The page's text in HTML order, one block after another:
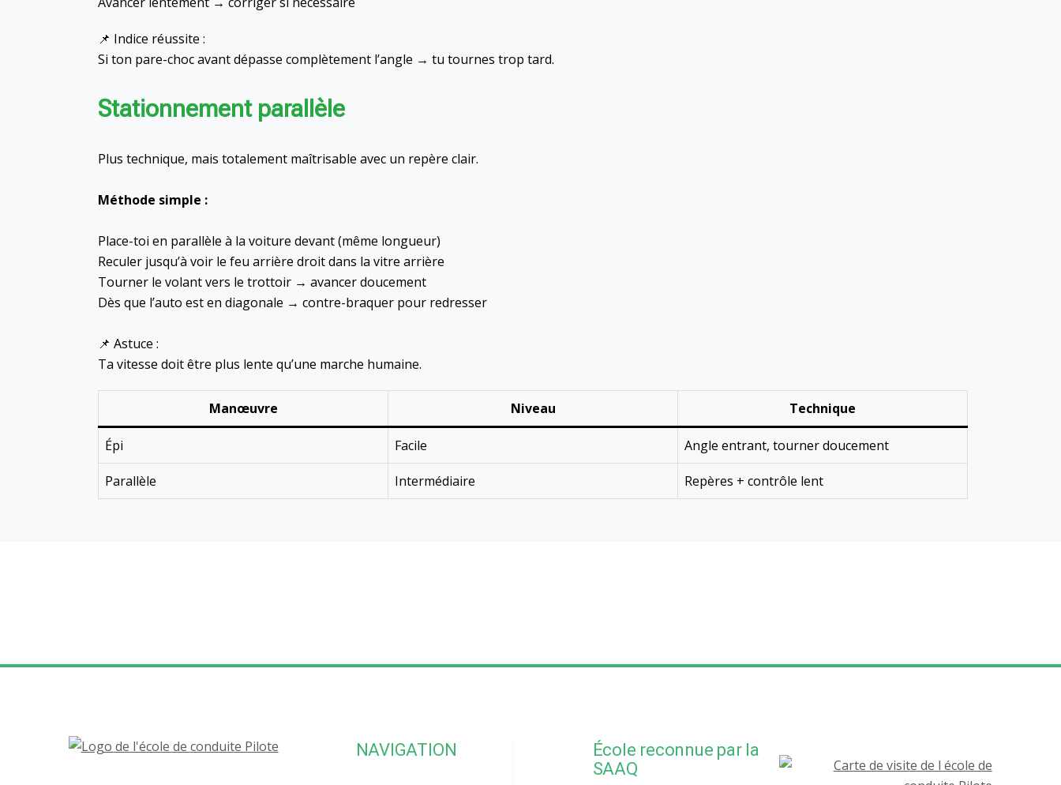
📌 Indice réussite :
Si ton pare-choc avant dépasse complètement l’angle → tu tournes trop tard.
Stationnement parallèle
Plus technique, mais totalement maîtrisable avec un repère clair.
Méthode simple :
Place-toi en parallèle à la voiture devant (même longueur)
Reculer jusqu’à voir le feu arrière droit dans la vitre arrière
Tourner le volant vers le trottoir → avancer doucement
Dès que l’auto est en diagonale → contre-braquer pour redresser
📌 Astuce :
Ta vitesse doit être plus lente qu’une marche humaine.
Manœuvre Niveau Technique
Épi Facile Angle entrant, tourner doucement
Parallèle Intermédiaire Repères + contrôle lent
NAVIGATION
École reconnue par la
SAAQ